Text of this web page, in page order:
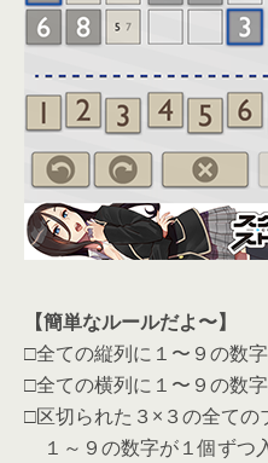
【簡単なルールだよ〜】
□全ての縦列に１〜９の数
□全ての横列に１〜９の数
□区切られた３×３の全ての
１～９の数字が１個ずつ